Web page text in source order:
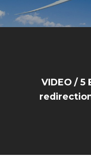
VIDEO /